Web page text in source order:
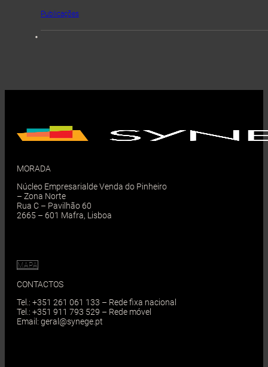
Publicações
MORADA
Núcleo Empresarialde Venda do Pinheiro
– Zona Norte
Rua C – Pavilhão 60
2665 – 601 Mafra, Lisboa
MAPA
CONTACTOS
Tel.: +351 261 061 133 – Rede fixa nacional
Tel.: +351 911 793 529 – Rede móvel
Email: geral@synege.pt